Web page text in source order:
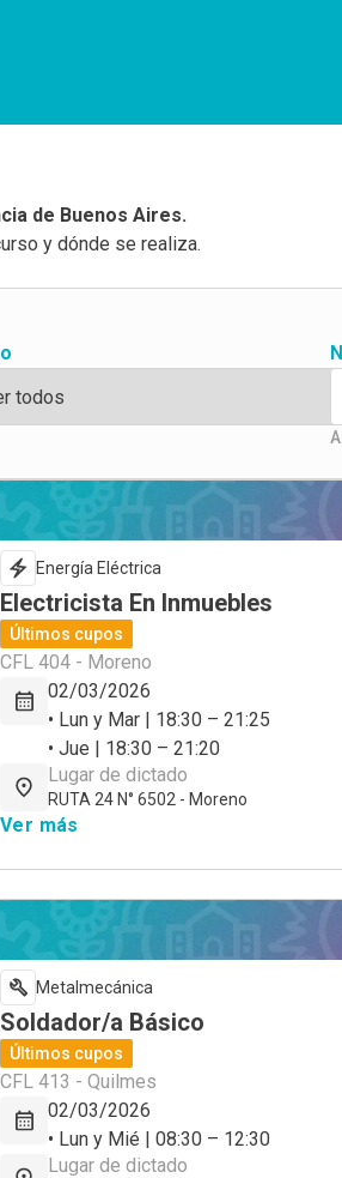
de Buenos Aires.
y dónde se realiza.
Energía Eléctrica
Electricista En Inmuebles
Últimos cupos
CFL 404 - Moreno
02/03/2026
• Lun y Mar | 18:30 – 21:25
• Jue | 18:30 – 21:20
Lugar de dictado
RUTA 24 N° 6502 - Moreno
Ver más
Metalmecánica
Soldador/a Básico
Últimos cupos
CFL 413 - Quilmes
02/03/2026
• Lun y Mié | 08:30 – 12:30
Lugar de dictado